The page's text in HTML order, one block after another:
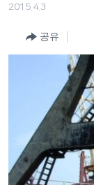
인
프로그램
주파수 안내
언어 선택
2015.4.3
공유